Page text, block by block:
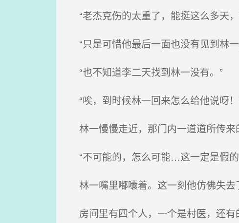
“老杰克伤的太重了，能挺这么多天
“只是可惜他最后一面也没有见到林
“也不知道李二天找到林一没有。”
“唉，到时候林一回来怎么给他说呀！
林一慢慢走近，那门内一道道所传来
“不可能的，怎么可能…这一定是假的
林一嘴里嘟囔着。这一刻他仿佛失去
房间里有四个人，一个是村医，还有